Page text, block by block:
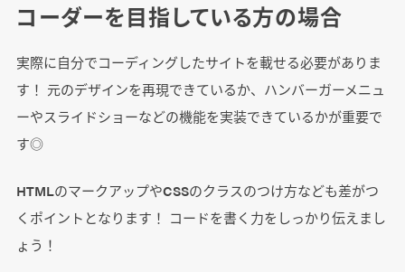
コーダーを目指している方の場合
実際に自分でコーディングしたサイトを載せる必要がありま
す！ 元のデザインを再現できているか、ハンバーガーメニュ
ーやスライドショーなどの機能を実装できているかが重要で
す◎
HTMLのマークアップやCSSのクラスのつけ方なども差がつ
くポイントとなります！ コードを書く力をしっかり伝えまし
ょう！